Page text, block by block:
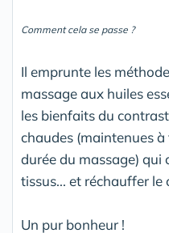
Comment cela se passe ?
Il emprunte les
massage aux huiles
les bienfaits du
chaudes (maintenues
durée du massage)
tissus... et réchauffer le
Un pur bonheur !